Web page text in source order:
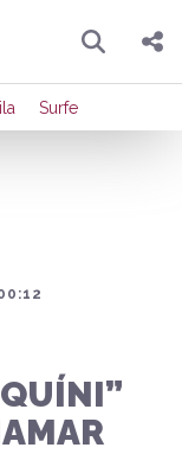
Pesquisar
Surfe